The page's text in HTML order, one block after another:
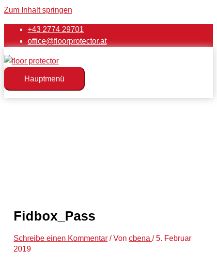
Zum Inhalt springen
+43 2774 29701
office@floorprotector.at
Hauptmenü
Fidbox_Pass
Schreibe einen Kommentar / Von cbena /5. Februar
2019